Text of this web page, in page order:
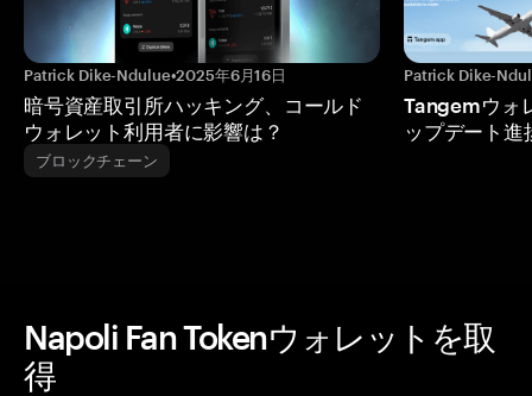
Patrick Dike-Ndulue•2025年6月16日
暗号資産取引所ハッキング、コールド
ウォレット利用者に影響は？
ブロックチェーン
Patrick Dike-
Tangemウォ
ップデート進
Napoli Fan Tokenウォレットを取
得